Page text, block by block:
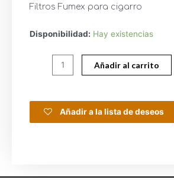
Filtros Fumex para cigarro
Disponibilidad: Hay existencias
Añadir al carrito
Añadir a la lista de deseos